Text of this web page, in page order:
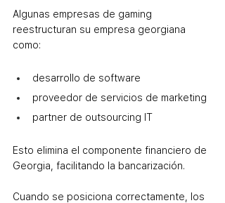
Algunas empresas de gaming
reestructuran su empresa georgiana
como:
desarrollo de software
proveedor de servicios de marketing
partner de outsourcing IT
Esto elimina el componente financiero de
Georgia, facilitando la bancarización.
Cuando se posiciona correctamente, los